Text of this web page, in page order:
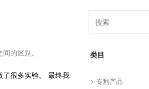
的区别。
了很多实验。 最终我
类目
专利产品